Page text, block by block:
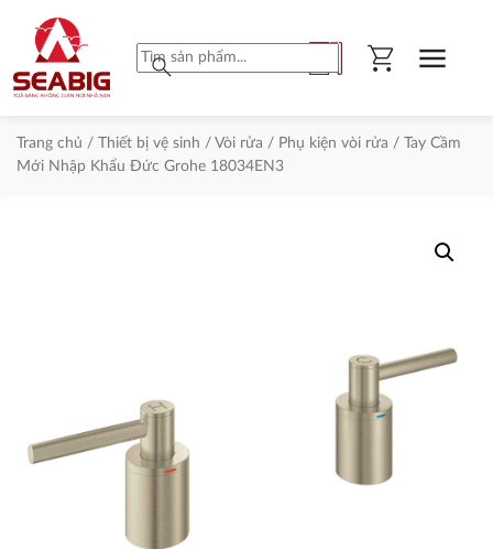
search shopping_cart menu
Trang chủ / Thiết bị vệ sinh / Vòi rửa / Phụ kiện vòi rửa / Tay Cầm
Mới Nhập Khẩu Đức Grohe 18034EN3